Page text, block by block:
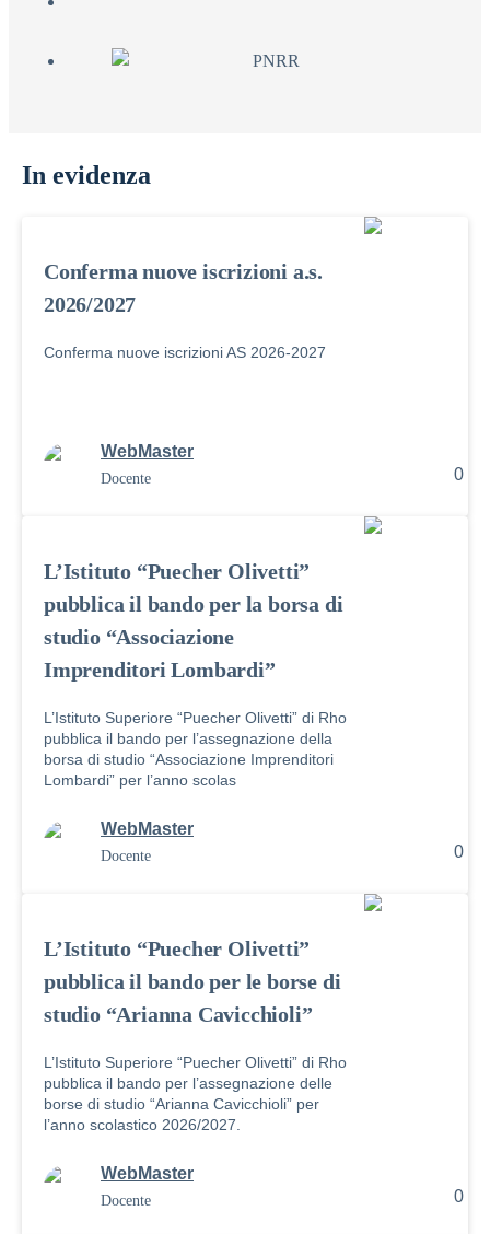
In evidenza
Conferma nuove iscrizioni a.s.
2026/2027
Conferma nuove iscrizioni AS 2026-2027
WebMaster
Docente 0
L’Istituto “Puecher Olivetti”
pubblica il bando per la borsa di
studio “Associazione
Imprenditori Lombardi”
L’Istituto Superiore “Puecher Olivetti” di Rho
pubblica il bando per l’assegnazione della
borsa di studio “Associazione Imprenditori
Lombardi” per l’anno scolas
WebMaster
Docente 0
L’Istituto “Puecher Olivetti”
pubblica il bando per le borse di
studio “Arianna Cavicchioli”
L’Istituto Superiore “Puecher Olivetti” di Rho
pubblica il bando per l’assegnazione delle
borse di studio “Arianna Cavicchioli” per
l’anno scolastico 2026/2027.
WebMaster
Docente 0